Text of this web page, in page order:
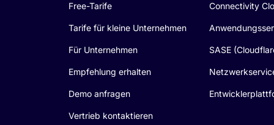
Free-Tarife
Tarife für kleine Unternehmen
Für Unternehmen
Empfehlung erhalten
Demo anfragen
Vertrieb kontaktieren
Connectivity
SASE